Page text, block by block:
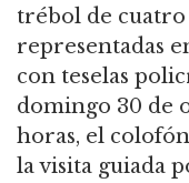
trébol de cuatro
representadas
con teselas
domingo 30 de
horas, el
la visita guiada